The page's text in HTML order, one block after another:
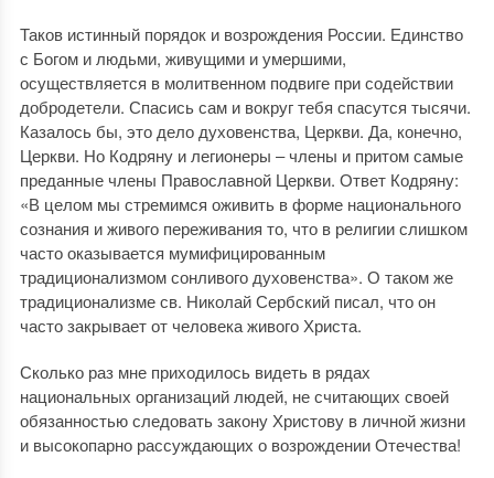
Таков истинный порядок и возрождения России. Единство
с Богом и людьми, живущими и умершими,
осуществляется в молитвенном подвиге при содействии
добродетели. Спасись сам и вокруг тебя спасутся тысячи.
Казалось бы, это дело духовенства, Церкви. Да, конечно,
Церкви. Но Кодряну и легионеры ‒ члены и притом самые
преданные члены Православной Церкви. Ответ Кодряну:
«В целом мы стремимся оживить в форме национального
сознания и живого переживания то, что в религии слишком
часто оказывается мумифицированным
традиционализмом сонливого духовенства». О таком же
традиционализме св. Николай Сербский писал, что он
часто закрывает от человека живого Христа.
Сколько раз мне приходилось видеть в рядах
национальных организаций людей, не считающих своей
обязанностью следовать закону Христову в личной жизни
и высокопарно рассуждающих о возрождении Отечества!